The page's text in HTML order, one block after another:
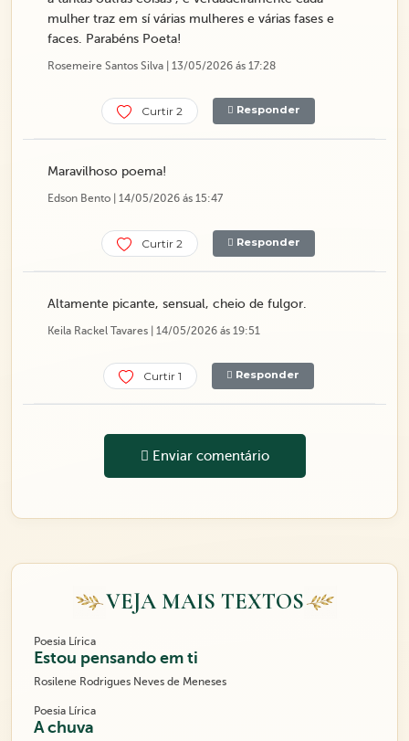
mulher traz em sí várias mulheres e várias fases e
faces. Parabéns Poeta!
Rosemeire Santos Silva | 13/05/2026 ás 17:28
Curtir 2 Responder
Maravilhoso poema!
Edson Bento | 14/05/2026 ás 15:47
Curtir 2 Responder
Altamente picante, sensual, cheio de fulgor.
Keila Rackel Tavares | 14/05/2026 ás 19:51
Curtir 1 Responder
Enviar comentário
VEJA MAIS TEXTOS
Poesia Lírica
Estou pensando em ti
Rosilene Rodrigues Neves de Meneses
Poesia Lírica
A chuva